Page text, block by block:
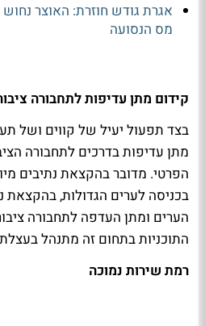
אגרת גודש חוזרת: האוצר
מס הנסועה
קידום מתן עדיפות לתחבורה
בצד תפעול יעיל של קווים ושל
מתן עדיפות בדרכים לתחבורה
הפרטי. מדובר בהקצאת נתיבים
בכניסה לערים הגדולות, בהקצאת
הערים ומתן העדפה לתחבורה
התוכניות בתחום זה מתנהל
רמת שירות נמוכה